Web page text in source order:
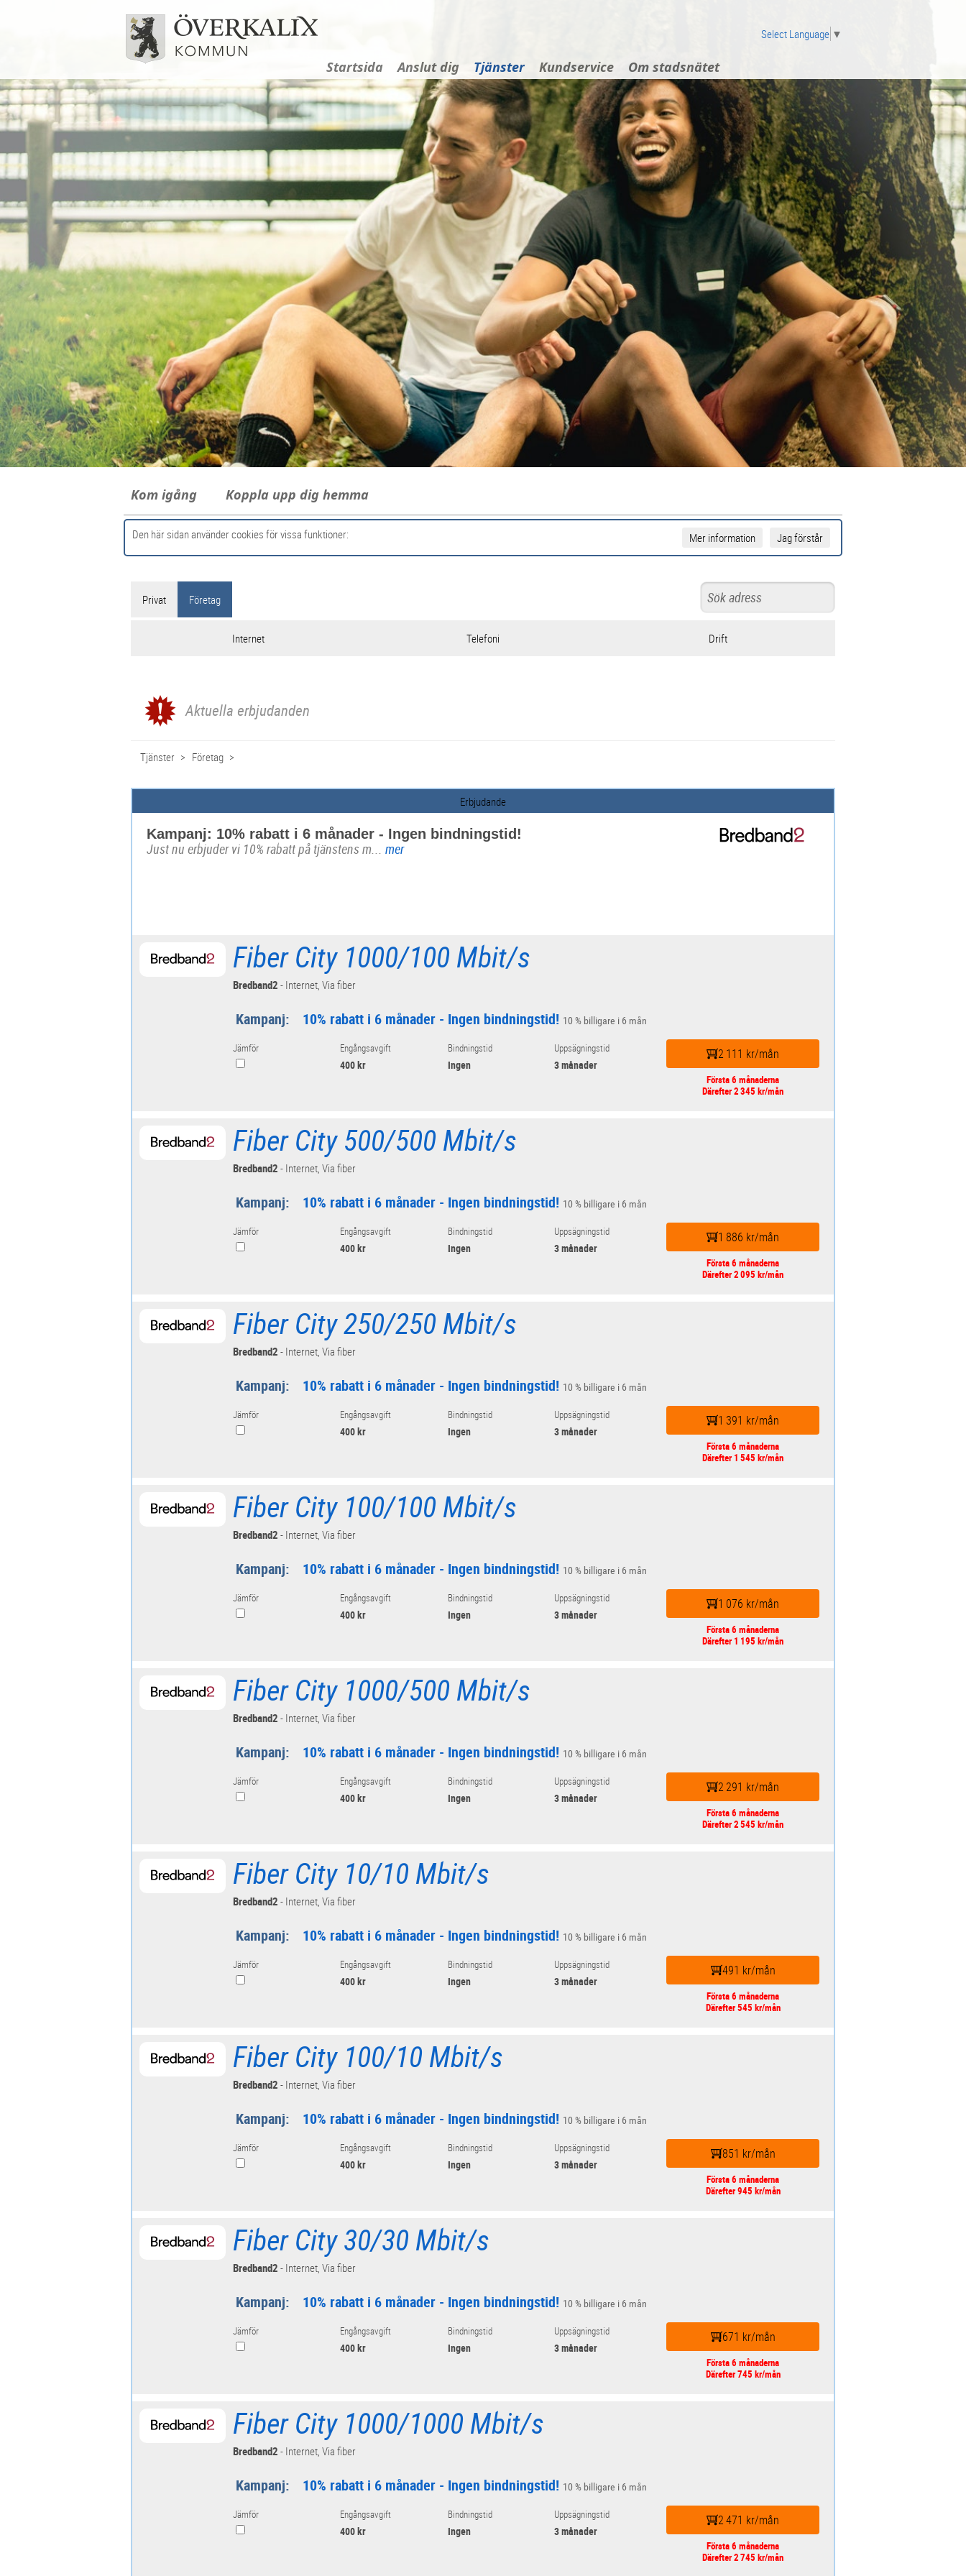
Startsida Anslut dig Tjänster Kundservice Om stadsnätet
Select Language ▼
Kom igång Koppla upp dig hemma
Den här sidan använder cookies för vissa funktioner: Jag förstår
Mer information
Privat Företag
Internet Telefoni Drift
Aktuella erbjudanden
Tjänster Företag
Erbjudande
Kampanj: 10% rabatt i 6 månader - Ingen bindningstid!
Just nu erbjuder vi 10% rabatt på tjänstens m... mer
Fiber City 1000/100 Mbit/s
Bredband2 - Internet, Via fiber
Kampanj: 10% rabatt i 6 månader - Ingen bindningstid! 10 % billigare i 6 mån
Jämför Engångsavgift
400 kr
Bindningstid
Ingen
Uppsägningstid
3 månader
2 111 kr/mån
Första 6 månaderna
Därefter 2 345 kr/mån
Fiber City 500/500 Mbit/s
Bredband2 - Internet, Via fiber
Kampanj: 10% rabatt i 6 månader - Ingen bindningstid! 10 % billigare i 6 mån
Jämför Engångsavgift
400 kr
Bindningstid
Ingen
Uppsägningstid
3 månader
1 886 kr/mån
Första 6 månaderna
Därefter 2 095 kr/mån
Fiber City 250/250 Mbit/s
Bredband2 - Internet, Via fiber
Kampanj: 10% rabatt i 6 månader - Ingen bindningstid! 10 % billigare i 6 mån
Jämför Engångsavgift
400 kr
Bindningstid
Ingen
Uppsägningstid
3 månader
1 391 kr/mån
Första 6 månaderna
Därefter 1 545 kr/mån
Fiber City 100/100 Mbit/s
Bredband2 - Internet, Via fiber
Kampanj: 10% rabatt i 6 månader - Ingen bindningstid! 10 % billigare i 6 mån
Jämför Engångsavgift
400 kr
Bindningstid
Ingen
Uppsägningstid
3 månader
1 076 kr/mån
Första 6 månaderna
Därefter 1 195 kr/mån
Fiber City 1000/500 Mbit/s
Bredband2 - Internet, Via fiber
Kampanj: 10% rabatt i 6 månader - Ingen bindningstid! 10 % billigare i 6 mån
Jämför Engångsavgift
400 kr
Bindningstid
Ingen
Uppsägningstid
3 månader
2 291 kr/mån
Första 6 månaderna
Därefter 2 545 kr/mån
Fiber City 10/10 Mbit/s
Bredband2 - Internet, Via fiber
Kampanj: 10% rabatt i 6 månader - Ingen bindningstid! 10 % billigare i 6 mån
Jämför Engångsavgift
400 kr
Bindningstid
Ingen
Uppsägningstid
3 månader
491 kr/mån
Första 6 månaderna
Därefter 545 kr/mån
Fiber City 100/10 Mbit/s
Bredband2 - Internet, Via fiber
Kampanj: 10% rabatt i 6 månader - Ingen bindningstid! 10 % billigare i 6 mån
Jämför Engångsavgift
400 kr
Bindningstid
Ingen
Uppsägningstid
3 månader
851 kr/mån
Första 6 månaderna
Därefter 945 kr/mån
Fiber City 30/30 Mbit/s
Bredband2 - Internet, Via fiber
Kampanj: 10% rabatt i 6 månader - Ingen bindningstid! 10 % billigare i 6 mån
Jämför Engångsavgift
400 kr
Bindningstid
Ingen
Uppsägningstid
3 månader
671 kr/mån
Första 6 månaderna
Därefter 745 kr/mån
Fiber City 1000/1000 Mbit/s
Bredband2 - Internet, Via fiber
Kampanj: 10% rabatt i 6 månader - Ingen bindningstid! 10 % billigare i 6 mån
Jämför Engångsavgift
400 kr
Bindningstid
Ingen
Uppsägningstid
3 månader
2 471 kr/mån
Första 6 månaderna
Därefter 2 745 kr/mån